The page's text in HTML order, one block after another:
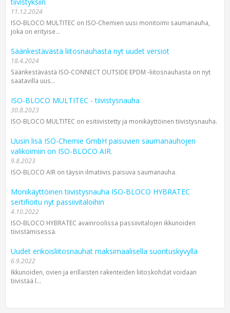
11.12.2024
ISO-BLOCO MULTITEC on ISO-Chemien uusi monitoimi saumanauha,
joka on erityise...
Säänkestävästä liitosnauhasta nyt uudet versiot
18.4.2024
Säänkestävästä ISO-CONNECT OUTSIDE EPDM -liitosnauhasta on nyt
saatavilla uus...
ISO-BLOCO MULTITEC - tiivistysnauha
30.8.2023
ISO-BLOCO MULTITEC on esitiivistetty ja monikäyttöinen tiivistysnauha.
Uusin lisä ISO-Chemie GmbH paisuvien saumanauhojen
valikoimiin on ISO-BLOCO AIR.
9.8.2023
ISO-BLOCO AIR on täysin ilmatiivis paisuva saumanauha.
Monikäyttöinen tiivistysnauha ISO-BLOCO HYBRATEC
sertifioitu nyt passiivitaloihin
4.10.2022
ISO-BLOCO HYBRATEC avainroolissa passiivitalojen ikkunoiden
tiivistämisessä.
Uudet erikoisliitosnauhat maksimaalisella suorituskyvyllä
6.9.2022
Ikkunoiden, ovien ja erillaisten rakenteiden liitoskohdat voidaan
tiivistää l...